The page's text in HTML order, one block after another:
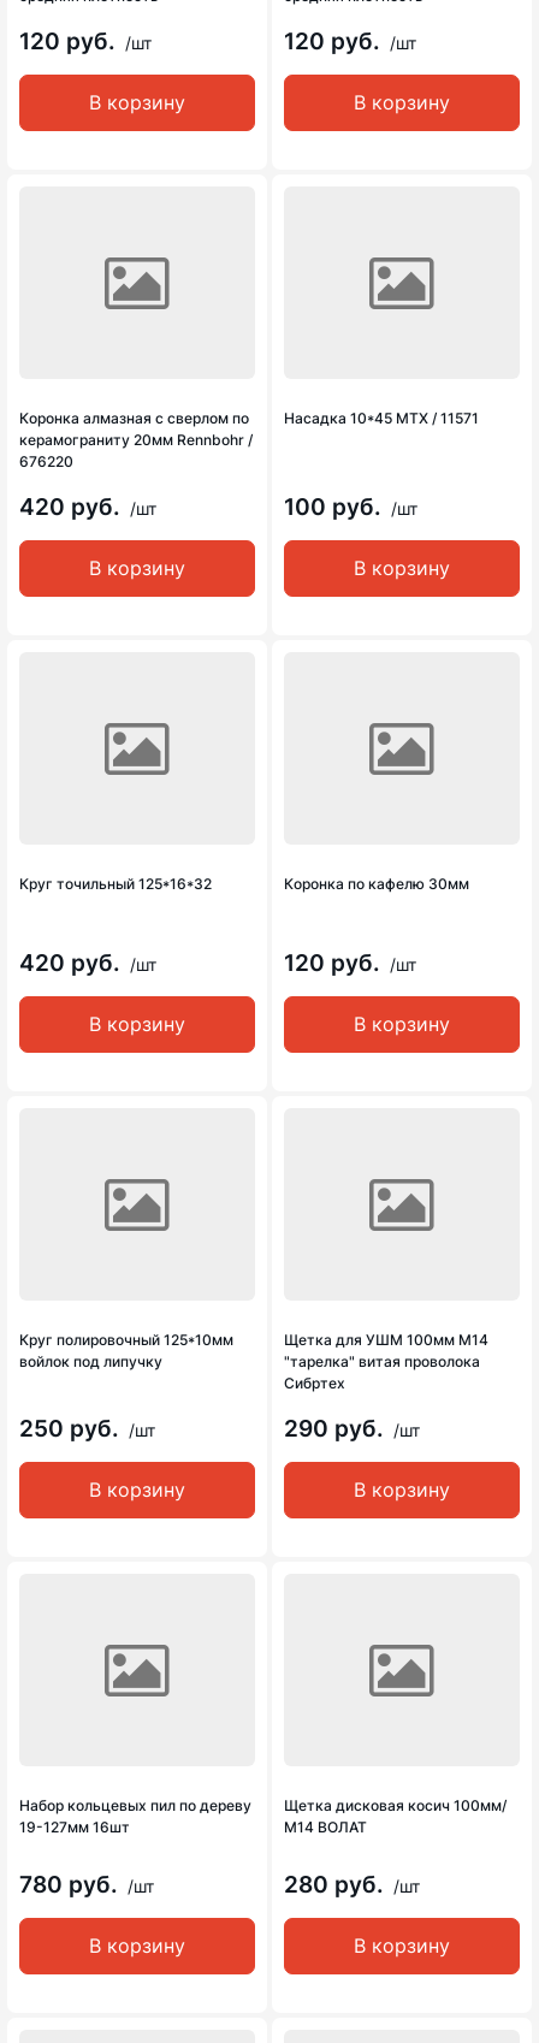
120 руб. /шт
В корзину
120 руб. /шт
В корзину
Коронка алмазная с сверлом по
керамограниту 20мм Rennbohr /
676220
420 руб. /шт
В корзину
Насадка 10*45 MTX / 11571
100 руб. /шт
В корзину
Круг точильный 125*16*32
420 руб. /шт
В корзину
Коронка по кафелю 30мм
120 руб. /шт
В корзину
Круг полировочный 125*10мм
войлок под липучку
250 руб. /шт
В корзину
Щетка для УШМ 100мм М14
"тарелка" витая проволока
Сибртех
290 руб. /шт
В корзину
Набор кольцевых пил по дереву
19-127мм 16шт
780 руб. /шт
В корзину
Щетка дисковая косич 100мм/
М14 ВОЛАТ
280 руб. /шт
В корзину